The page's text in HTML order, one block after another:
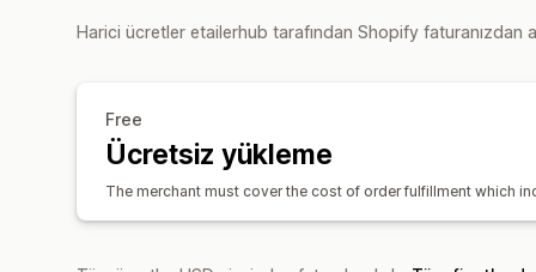
Harici ücretler etailerhub tarafından Shopify faturanızdan
Free
Ücretsiz yükleme
The merchant must cover the cost of order fulfillment which